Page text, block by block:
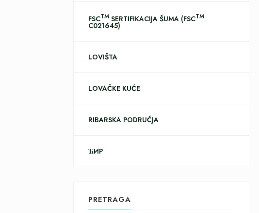
FSCTMSERTIFIKACIJA ŠUMA (FSCTM
C021645)
LOVIŠTA
LOVAČKE KUĆE
RIBARSKA PODRUČJA
ЋИР
PRETRAGA